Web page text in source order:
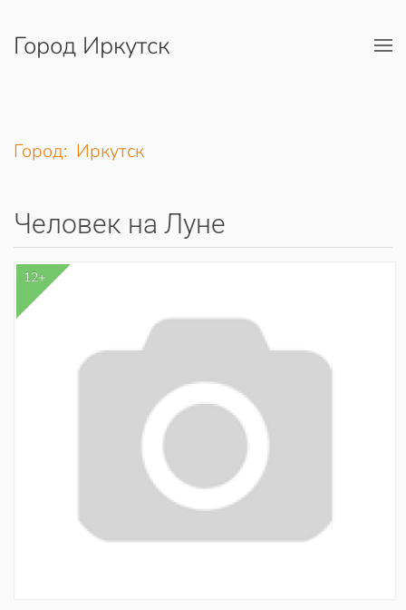
Перейти к содержимому
Город Иркутск
Город: Иркутск
Человек на Луне
12+